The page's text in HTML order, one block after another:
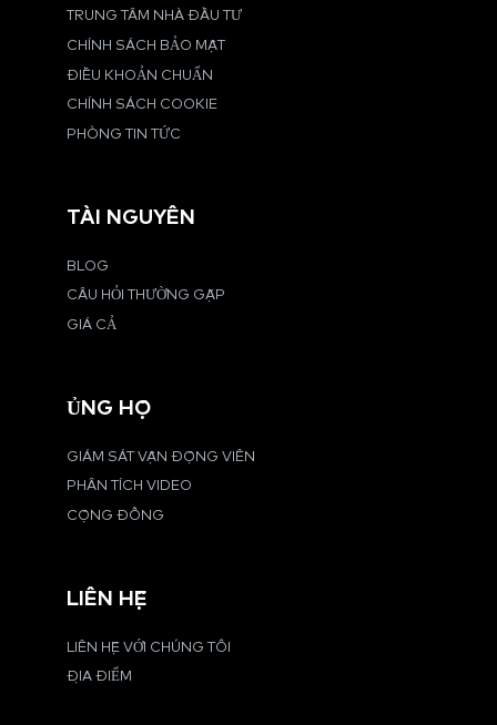
TRUNG TÂM NHÀ ĐẦU TƯ
CHÍNH SÁCH BẢO MẬT
ĐIỀU KHOẢN CHUẨN
CHÍNH SÁCH COOKIE
PHÒNG TIN TỨC
TÀI NGUYÊN
BLOG
CÂU HỎI THƯỜNG GẶP
GIÁ CẢ
ỦNG HỘ
GIÁM SÁT VẬN ĐỘNG VIÊN
PHÂN TÍCH VIDEO
CỘNG ĐỒNG
LIÊN HỆ
LIÊN HỆ VỚI CHÚNG TÔI
ĐỊA ĐIỂM